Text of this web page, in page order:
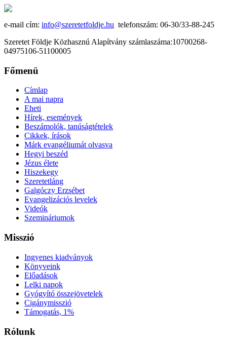
e-mail cím: info@szeretetfoldje.hu telefonszám: 06-30/33-88-245
Szeretet Földje Közhasznú Alapítvány számlaszáma:10700268-
04975106-51100005
Főmenü
Címlap
A mai napra
Eheti
Hírek, események
Beszámolók, tanúságtételek
Cikkek, írások
Márk evangéliumát olvasva
Hegyi beszéd
Jézus élete
Hiszekegy
Szeretetláng
Galgóczy Erzsébet
Evangelizációs levelek
Videók
Szemináriumok
Misszió
Ingyenes kiadványok
Könyveink
Előadások
Lelki napok
Gyógyító összejövetelek
Cigánymisszió
Támogatás, 1%
Rólunk